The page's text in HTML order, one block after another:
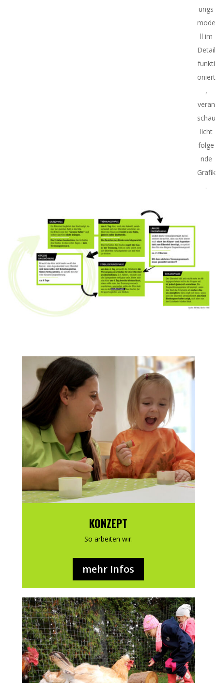
ungs
mode
ll im
Detail
funkti
oniert
,
veran
schau
licht
folge
nde
Grafik
.
KONZEPT
So arbeiten wir.
mehr Infos